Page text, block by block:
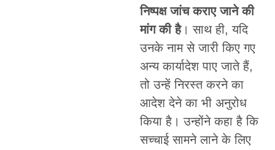
निष्पक्ष जांच कराए जाने की
मांग की है। साथ ही, यदि
उनके नाम से जारी किए गए
अन्य कार्यादेश पाए जाते हैं,
तो उन्हें निरस्त करने का
आदेश देने का भी अनुरोध
किया है। उन्होंने कहा है कि
सच्चाई सामने लाने के लिए